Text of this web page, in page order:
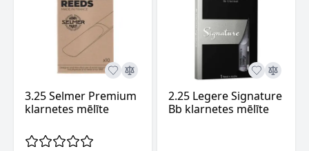
3.25 Selmer Premium
klarnetes mēlīte
2.25 Legere Signature
Bb klarnetes mēlīte